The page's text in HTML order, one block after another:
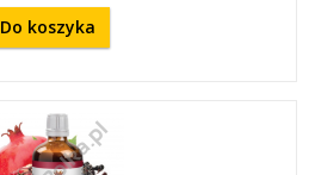
Do koszyka